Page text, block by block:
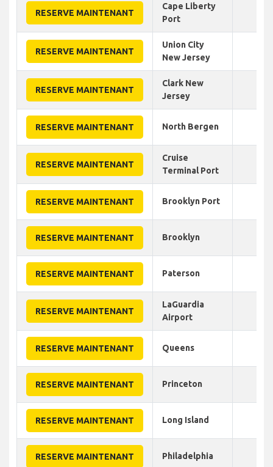
RESERVE MAINTENANT
Cape Liberty
Port
RESERVE MAINTENANT
Union City
New Jersey
RESERVE MAINTENANT
Clark New
Jersey
RESERVE MAINTENANT North Bergen
RESERVE MAINTENANT
Cruise
Terminal Port
RESERVE MAINTENANT Brooklyn Port
RESERVE MAINTENANT Brooklyn
RESERVE MAINTENANT Paterson
RESERVE MAINTENANT
LaGuardia
Airport
RESERVE MAINTENANT Queens
RESERVE MAINTENANT Princeton
RESERVE MAINTENANT Long Island
RESERVE MAINTENANT Philadelphia